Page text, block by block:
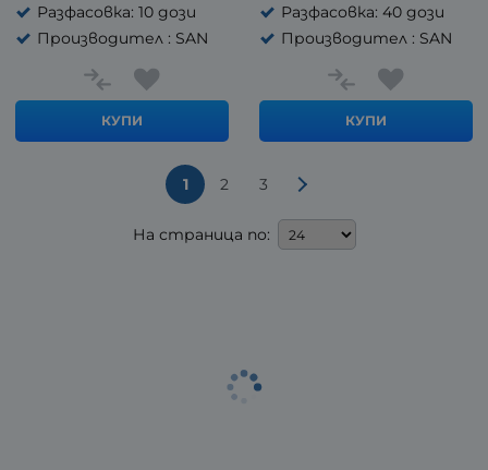
Разфасовка: 10 дози
Производител : SAN
КУПИ
Разфасовка: 40 дози
Производител : SAN
КУПИ
1 2 3
На страница по: